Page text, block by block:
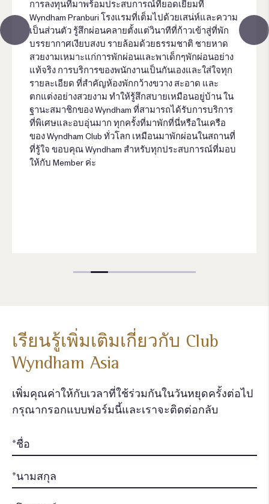
การลงทุนที่มาพร้อมประสบการณ์ที่ยอดเยี่ยมที่
Wyndham Pranburi โรงแรมที่เต็มไปด้วยเสน่ห์และความ
เป็นส่วนตัว รู้สึกผ่อนคลายตั้งแต่วินาทีที่ก้าวเข้าสู่ที่พัก
บรรยากาศเงียบสงบ รายล้อมด้วยธรรมชาติ ชายหาด
สวยงามเหมาะแก่การพักผ่อนและพาเด็กๆพักผ่อนอย่าง
แท้จริง การบริการของพนักงานเป็นกันเองและใส่ใจทุก
รายละเอียด ที่สำคัญห้องพักกว้างขวาง สะอาด และ
ตกแต่งอย่างสวยงาม ทำให้รู้สึกสบายเหมือนอยู่บ้าน ใน
ฐานะสมาชิกของ Wyndham ที่สามารถได้รับการบริการ
ที่พิเศษและอบอุ่นมาก ทุกครั้งที่มาพักที่นี่หรือในเครือ
ของ Wyndham Club ทั่วโลก เหมือนมาพักผ่อนในสถานที่
ที่รู้ใจ ขอบคุณ Wyndham สำหรับทุกประสบการณ์ที่มอบ
ให้กับ Member ค่ะ
เรียนรู้เพิ่มเติมเกี่ยวกับ Club
Wyndham Asia
เพิ่มคุณค่าให้กับเวลาที่ใช้ร่วมกันในวันหยุดครั้งต่อไป
กรุณากรอกแบบฟอร์มนี้และเราจะติดต่อกลับ